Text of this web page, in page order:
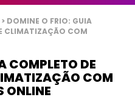
> DOMINE O FRIO: GUIA
CLIMATIZAÇÃO COM
COMPLETO DE
COM
ONLINE